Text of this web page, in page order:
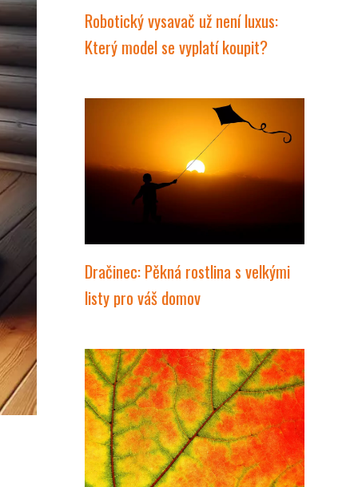
Robotický vysavač už není luxus:
Který model se vyplatí koupit?
Dračinec: Pěkná rostlina s velkými
listy pro váš domov